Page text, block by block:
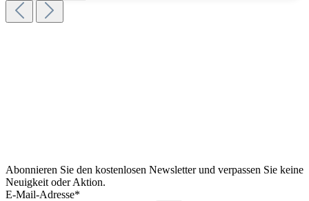
Abonnieren Sie den kostenlosen Newsletter und verpassen Sie keine
Neuigkeit oder Aktion.
E-Mail-Adresse*